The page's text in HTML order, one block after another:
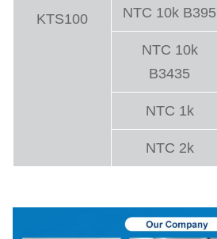
KTS100 NTC 10k B395
NTC 10k
B3435
NTC 1k
NTC 2k